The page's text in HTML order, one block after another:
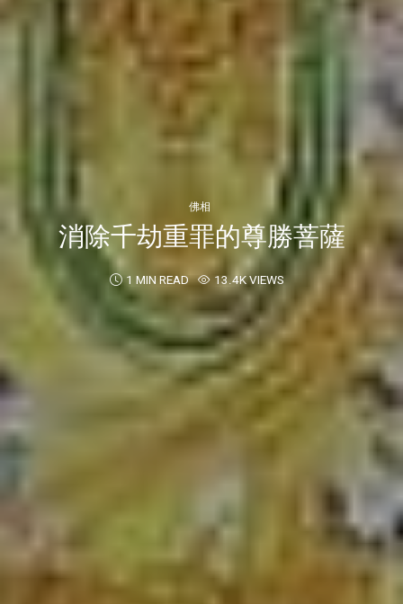
佛相
消除千劫重罪的尊勝菩薩
1 MIN READ 13.4K VIEWS